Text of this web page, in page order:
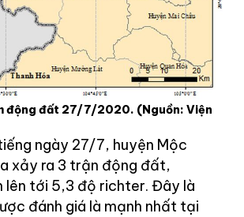
động đất 27/7/2020. (Nguồn: Viện
ngày 27/7, huyện Mộc
xảy ra 3 trận động đất,
tới 5,3 độ richter. Đây là
đánh giá là mạnh nhất tại